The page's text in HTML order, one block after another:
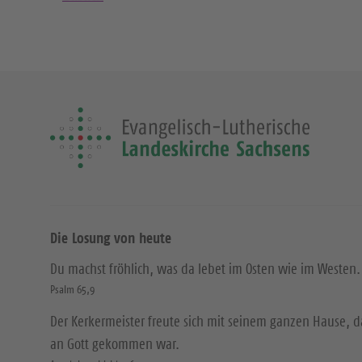
Die Losung von heute
Du machst fröhlich, was da lebet im Osten wie im Westen.
Psalm 65,9
Der Kerkermeister freute sich mit seinem ganzen Hause,
an Gott gekommen war.